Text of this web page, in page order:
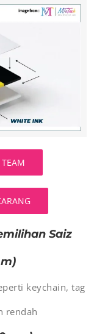
Saiz
keychain, tag
rendah